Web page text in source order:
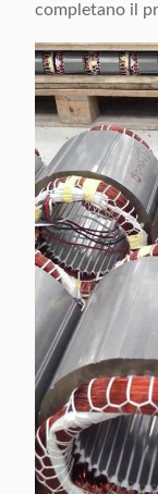
completano il